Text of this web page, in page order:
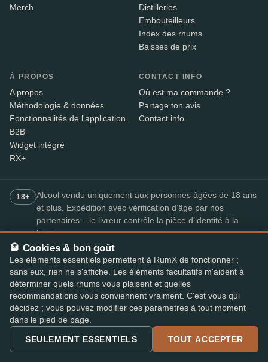
Merch
Distilleries
Embouteilleurs
Index des rhums
Baisses de prix
À PROPOS
A propos
Méthodologie & données
Fonctionnalités de l'application
B2B
Widget intégré
RX+
CONTACT INFO
Où est ma commande ?
Partage ton avis
Contact info
18+
Alcool vendu uniquement aux personnes âgées de 18 ans
et plus. Expédition avec vérification d’âge par nos
partenaires – le livreur contrôle la pièce d’identité à la
livraison.
PAIEMENT SÉCURISÉ
+7
Les moyens de paiement disponibles peuvent varier selon la
boutique.
L'app de rhum la mieux notée
★★★★★ 4,8· sur l'App Store et le Play Store
🥃 Cookies & bon goût
Les éléments essentiels permettent à RumX de fonctionner ;
sans eux, rien ne s'affiche. Les éléments facultatifs m'aident à
déterminer quels rhums vous plaisent et quelles
recommandations vous conviennent vraiment. C'est vous qui
décidez ; vous pouvez modifier ces paramètres à tout moment
dans le pied de page.
SEULEMENT ESSENTIELS TOUT ACCEPTER